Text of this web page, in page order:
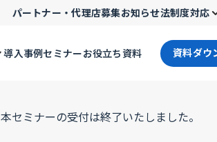
パートナー・代理店募集お知らせ法制度対応
導入事例セミナーお役立ち資料 資料ダウ
本セミナーの受付は終了いたしました。